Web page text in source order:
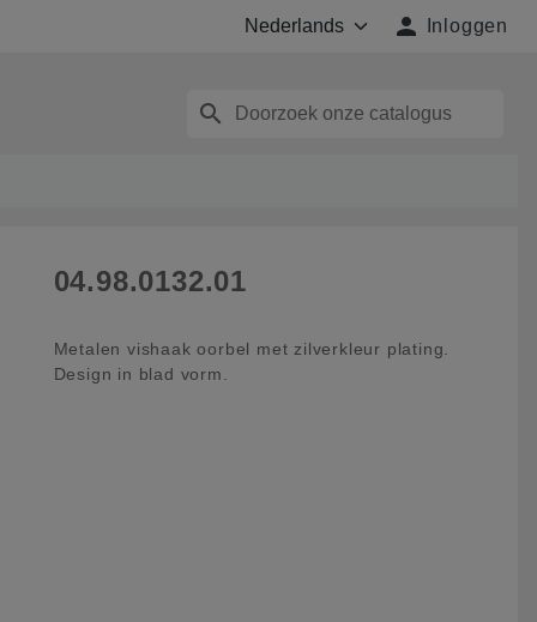
 Inloggen
search
04.98.0132.01
Metalen vishaak oorbel met zilverkleur plating.
Design in blad vorm.